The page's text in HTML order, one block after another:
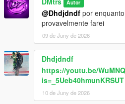
Autor
@Dhdjdndf por
provavelmente farei
09 de Juny de 2026
Dhdjdndf
https://youtu.be/
is=_5Ueb40hmunKRSUT
10 de Juny de 2026